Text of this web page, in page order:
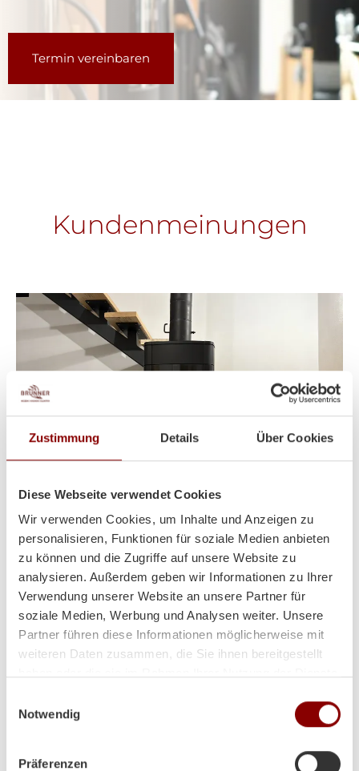
Zustimmung Details Über Cookies
Diese Webseite verwendet Cookies
Wir verwenden Cookies, um Inhalte und Anzeigen zu
personalisieren, Funktionen für soziale Medien anbieten
zu können und die Zugriffe auf unsere Website zu
analysieren. Außerdem geben wir Informationen zu Ihrer
Verwendung unserer Website an unsere Partner für
soziale Medien, Werbung und Analysen weiter. Unsere
Partner führen diese Informationen möglicherweise mit
weiteren Daten zusammen, die Sie ihnen bereitgestellt
Notwendig
Präferenzen
Termin vereinbaren
Kundenmeinungen
Heizt super und sieht auch
noch toll dabei aus!
Hallo Herr Brunner
ich hoffe es geht Ihnen gut!
Der Ofen steht und es wurde schon ein paar Abende
so kalt das wir ihn angefeuert haben!
Herzliche Grüße aus Volos (GR)